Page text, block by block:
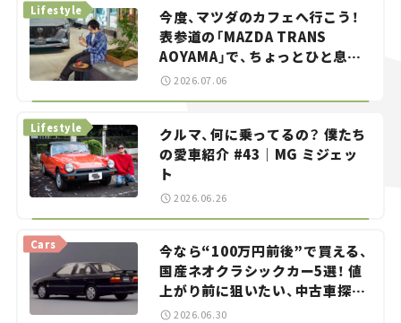
今度、マツダのカフェへ行こう！
表参道の「MAZDA TRANS
AOYAMA」で、ちょっとひと息。
——連載｜CCGとクルマでどうす
Lifestyle
2026.07.06
クルマ、何に乗ってるの？ 僕たち
の愛車紹介 #43｜MG ミジェッ
ト
Lifestyle
2026.06.26
今なら“100万円前後”で買える、
国産ネオクラシックカー5選！ 値
上がり前に狙いたい、中古車探し
をお手伝い――ちょっとイケてるマ
Cars
2026.06.30